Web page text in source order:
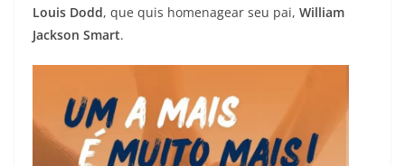
Louis Dodd, que quis homenagear seu pai, William
Jackson Smart.